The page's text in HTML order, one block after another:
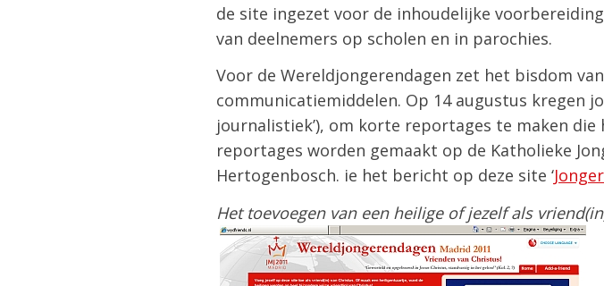
de site ingezet voor de inhoudelijke
van deelnemers op scholen en in parochies.
Voor de Wereldjongerendagen zet het bisdom
communicatiemiddelen. Op 14 augustus kregen
journalistiek’), om korte reportages te maken
reportages worden gemaakt op de Katholieke
Hertogenbosch. ie het bericht op deze site ‘
Het toevoegen van een heilige of jezelf als